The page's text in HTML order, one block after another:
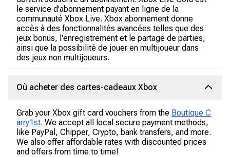
le service d'abonnement payant en ligne de la
communauté Xbox Live. Xbox abonnement donne
accès à des fonctionnalités avancées telles que des
jeux bonus, l'enregistrement et le partage de parties,
ainsi que la possibilité de jouer en multijoueur dans
des jeux non multijoueurs.
Où acheter des cartes-cadeaux Xbox
Grab your Xbox gift card vouchers from the Boutique C
arry1st. We accept all local secure payment methods,
like PayPal, Chipper, Crypto, bank transfers, and more.
We also offer affordable rates with discounted prices
and offers from time to time!